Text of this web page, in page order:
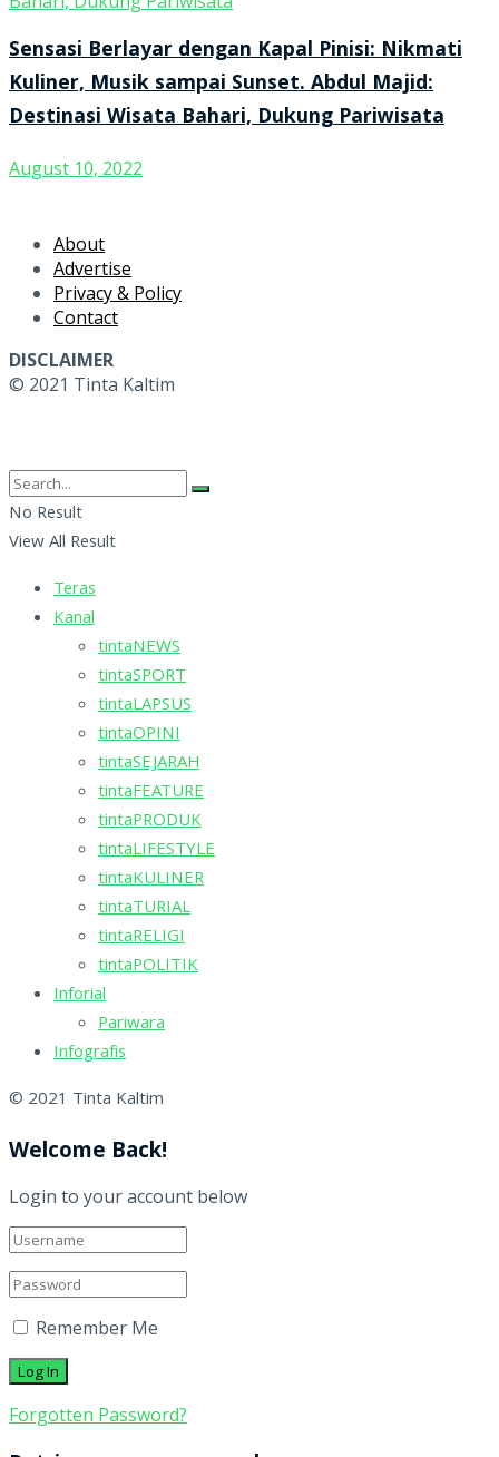
Sensasi Berlayar dengan Kapal Pinisi: Nikmati
Kuliner, Musik sampai Sunset. Abdul Majid:
Destinasi Wisata Bahari, Dukung Pariwisata
August 10, 2022
About
Advertise
Privacy & Policy
Contact
DISCLAIMER
© 2021 Tinta Kaltim
No Result
View All Result
Teras
Kanal
tintaNEWS
tintaSPORT
tintaLAPSUS
tintaOPINI
tintaSEJARAH
tintaFEATURE
tintaPRODUK
tintaLIFESTYLE
tintaKULINER
tintaTURIAL
tintaRELIGI
tintaPOLITIK
Inforial
Pariwara
Infografis
© 2021 Tinta Kaltim
Welcome Back!
Login to your account below
Remember Me
Forgotten Password?